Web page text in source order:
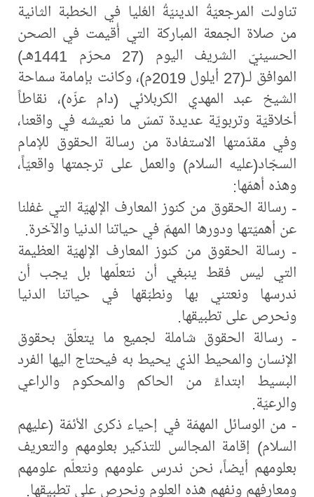
تناولت المرجعيّةُ الدينيّةُ العُليا في الخطبة الثانية
من صلاة الجمعة المباركة التي أُقيمت في الصحن
الحسينيّ الشريف اليوم (27 محرّم 1441هـ)
الموافق لـ(27 أيلول 2019م)، وكانت بإمامة سماحة
الشيخ عبد المهدي الكربلائي (دام عزّه)، نقاطاً
أخلاقيّة وتربويّة عديدة تمسّ ما نعيشه في واقعنا،
وفي مقدّمتها الاستفادة من رسالة الحقوق للإمام
السجّاد(عليه السلام) والعمل على ترجمتها واقعيّاً،
وهذه أهمّها:
- رسالة الحقوق من كنوز المعارف الإلهيّة التي غفلنا
عن أهميّتها ودورها المهمّ في حياتنا الدنيا والآخرة.
- رسالة الحقوق من كنوز المعارف الإلهيّة العظيمة
التي ليس فقط ينبغي أن نتعلّمها بل يجب أن
ندرسها ونعتني بها ونطبّقها في حياتنا الدنيا
ونحرص على تطبيقها.
- رسالة الحقوق شاملة لجميع ما يتعلّق بحقوق
الإنسان والمحيط الذي يحيط به فيحتاج اليها الفرد
البسيط ابتداءً من الحاكم والمحكوم والراعي
والرعيّة.
- من الوسائل المهمّة في إحياء ذكرى الأئمّة (عليهم
السلام) إقامة المجالس للتذكير بعلومهم والتعريف
بعلومهم أيضاً، نحن ندرس علومهم ونتعلّم علومهم
ومعارفهم ونفهم هذه العلوم ونحرص على تطبيقها.